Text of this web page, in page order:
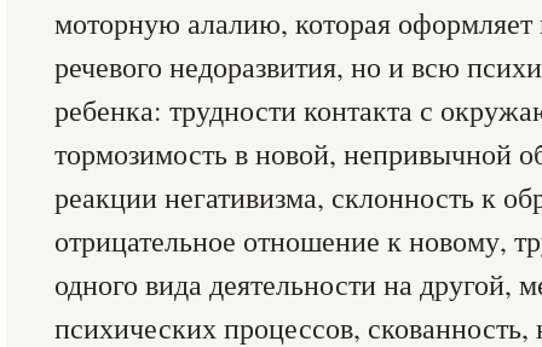
моторную алалию, которая оформляет
речевого недоразвития, но и всю
ребенка: трудности контакта с
тормозимость в новой, непривычной
реакции негативизма, склонность к
отрицательное отношение к новому,
одного вида деятельности на другой,
психических процессов,